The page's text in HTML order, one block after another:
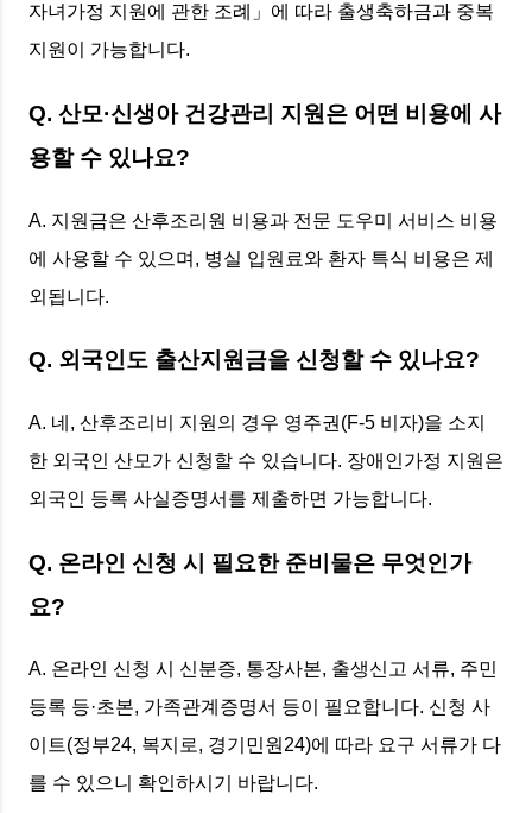
자녀가정 지원에 관한 조례」에 따라 출생축하금과 중복
지원이 가능합니다.
Q. 산모·신생아 건강관리 지원은 어떤 비용에 사
용할 수 있나요?
A. 지원금은 산후조리원 비용과 전문 도우미 서비스 비용
에 사용할 수 있으며, 병실 입원료와 환자 특식 비용은 제
외됩니다.
Q. 외국인도 출산지원금을 신청할 수 있나요?
A. 네, 산후조리비 지원의 경우 영주권(F-5 비자)을 소지
한 외국인 산모가 신청할 수 있습니다. 장애인가정 지원은
외국인 등록 사실증명서를 제출하면 가능합니다.
Q. 온라인 신청 시 필요한 준비물은 무엇인가
요?
A. 온라인 신청 시 신분증, 통장사본, 출생신고 서류, 주민
등록 등·초본, 가족관계증명서 등이 필요합니다. 신청 사
이트(정부24, 복지로, 경기민원24)에 따라 요구 서류가 다
를 수 있으니 확인하시기 바랍니다.